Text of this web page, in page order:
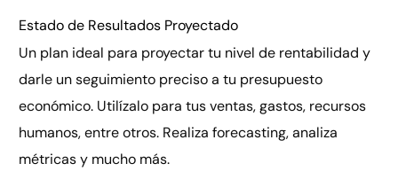
Estado de Resultados Proyectado
Un plan ideal para proyectar tu nivel de rentabilidad y
darle un seguimiento preciso a tu presupuesto
económico. Utilízalo para tus ventas, gastos, recursos
humanos, entre otros. Realiza forecasting, analiza
métricas y mucho más.